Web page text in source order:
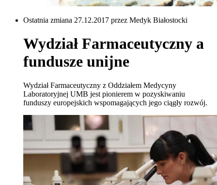
Ostatnia zmiana 27.12.2017 przez Medyk Białostocki
Wydział Farmaceutyczny a
fundusze unijne
Wydział Farmaceutyczny z Oddziałem Medycyny
Laboratoryjnej UMB jest pionierem w pozyskiwaniu
funduszy europejskich wspomagających jego ciągły rozwój.